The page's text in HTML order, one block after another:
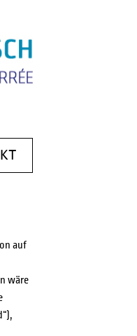
auf
wäre